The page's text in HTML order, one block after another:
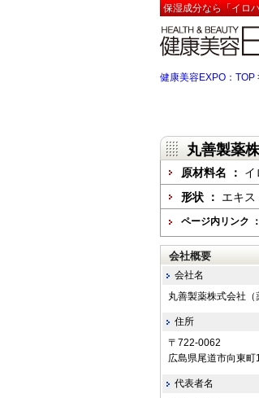
保湿成分なら「イロ
健康美容EXPO：TOP
丸善製薬
原材料名 ： イ
形状 ： エキス
ページ内リンク ：
会社概要
会社名
丸善製薬株式会社（
住所
〒722-0062
広島県尾道市向東
代表者名